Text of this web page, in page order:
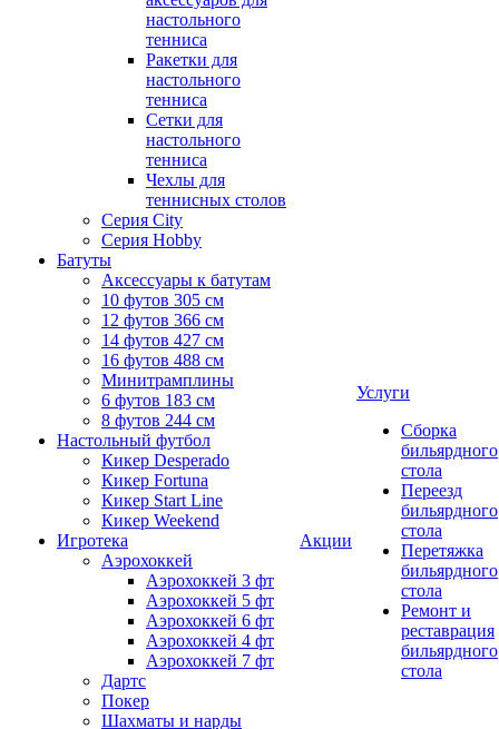
настольного
тенниса
Ракетки для
настольного
тенниса
Сетки для
настольного
тенниса
Чехлы для
теннисных столов
Серия City
Серия Hobby
Батуты
Аксессуары к батутам
10 футов 305 см
12 футов 366 см
14 футов 427 см
16 футов 488 см
Минитрамплины
6 футов 183 см
8 футов 244 см
Настольный футбол
Кикер Desperado
Кикер Fortuna
Кикер Start Line
Кикер Weekend
Игротека
Аэрохоккей
Аэрохоккей 3 фт
Аэрохоккей 5 фт
Аэрохоккей 6 фт
Аэрохоккей 4 фт
Аэрохоккей 7 фт
Дартс
Покер
Шахматы и нарды
Акции
Услуги
Сборка
бильярдного
стола
Переезд
бильярдного
стола
Перетяжка
бильярдного
стола
Ремонт и
реставрация
бильярдного
стола